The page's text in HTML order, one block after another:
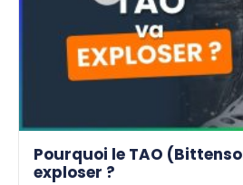
Pourquoi le TAO
exploser ?